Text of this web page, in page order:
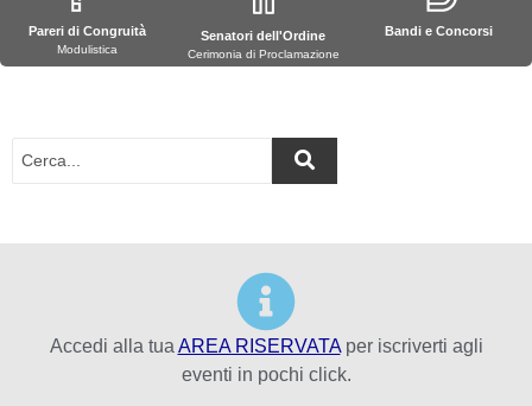
Pareri di Congruità
Modulistica
Senatori dell'Ordine
Cerimonia di Proclamazione
Bandi e Concorsi
Accedi alla tua AREA RISERVATAper iscriverti agli
eventi in pochi click.